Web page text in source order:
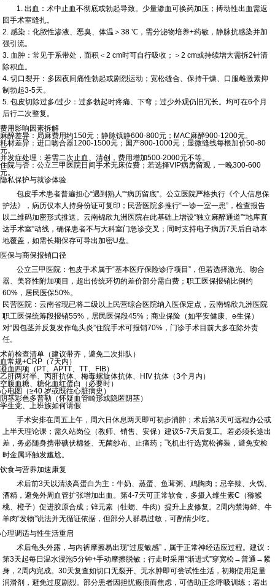
1. 出血： 术中止血不彻底或勃起导致。少量渗血可换药加压；搏动性出血需返
回手术室缝扎。
2. 感染：化脓性渗液、恶臭、体温＞38 ℃，需分泌物培养+药敏，静脉抗感染并加
强引流。
3. 血肿：常见于系带处，面积＜2 cm时可自行吸收；＞2 cm或持续增大需拆2针清
除积血。
4. 切口裂开： 多因夜间痛性勃起或剧烈运动；宽松缝合、保持干燥、口服雌激素抑
制勃起3-5天。
5. 包皮切除过多/过少：过多勃起时疼痛、下弯；过少外观仍旧冗长。均可在6个月
后行二次整复。
费用影响因素拆解
麻醉差异：局麻费用约150元；静脉镇静600-800元；MAC麻醉900-1200元。
耗材差异：进口吻合器1200-1500元；国产800-1000元；显微缝线每根加价50-80
元。
并发症处理：若需二次止血、清创，费用增加500-2000元不等。
住院与否：公立三甲医院日间手术无床位费；若选择VIP病房留观，一晚300-600
元。
隐私保护与就诊体验
包皮手术患者普遍担心“遇到熟人”“病历留底”。公立医院严格执行《个人信息保
护法》，病历仅本人持身份证可复印；民营医院多推行“一诊一室一患”，检查报告
以二维码加密形式推送。云南锦欣九洲医院在此基础上增设“独立麻醉通道”“地库直
达手术室”动线，确保患者不与大科室门急诊交叉；同时支持电子病历7天后自动本
地覆盖，如需长期保存可导出加密U盘。
医保与商保报销口径
公立三甲医院：包皮手术属于“基本医疗保险诊疗项目”，但若选择激光、吻合
器、美容性附加项目，超出传统环切的差价部分需自费；职工医保报销比例约
60%，居民医保50%。
民营医院：云南省现已将二级以上民营综合医院纳入医保定点，云南锦欣九洲医院
职工医保统筹段报销55%，居民医保段45%；商业保险（如平安健康、e生保）
对“因包茎并反复发作龟头炎”住院手术可报销70%，门诊手术目前大多在除外责
任。
术前检查清单（建议带齐，避免二次排队）
血常规+CRP（7天内）
凝血四项（PT、APTT、TT、FIB）
乙肝两对半、丙肝抗体、梅毒螺旋体抗体、HIV 抗体（3个月内）
空腹血糖、糖化血红蛋白（必要时）
心电图（≥40 岁或既往心脏病史）
阴茎彩色多普勒（怀疑血管畸形或隐匿阴茎）
学生党、上班族如何请假
手术安排在周五上午，周六日休息两天即可初步消肿；术后第3天可远程办公或
上半天理论课；需久站岗位（教师、销售、安保）建议5-7天后复工。若必须长途出
差，务必随身携带碘伏棉签、无菌纱布、止痛药；飞机出行选宽松裤装，避免安检
时金属环触发尴尬。
饮食与营养加速康复
术后前3天以清淡高蛋白为主：牛奶、蒸蛋、鱼茸粥、鸡胸肉；忌辛辣、火锅、
酒精，避免外周血管扩张增加出血。第4-7天可正常软食，多摄入维生素C（猕猴
桃、橙子）促进胶原合成；锌元素（牡蛎、牛肉）提升上皮修复。2周内禁海鲜、牛
羊肉“发物”说法并无循证依据，但部分人群易过敏，可酌情少吃。
心理调适与性生活重启
术后龟头外露，与内裤摩擦易出现“过度敏感”，属于正常神经适应过程。建议：
第3天起每日温水浸泡5分钟+手动摩擦脱敏；行走时采用“渐进式”穿宽松→普通→紧
身，2周内完成。30天复查如切口无裂开、无水肿即可尝试性生活，初期使用足量
润滑剂，避免过度剧烈。部分患者因担忧瘢痕而焦虑，可借助正念呼吸训练；若出